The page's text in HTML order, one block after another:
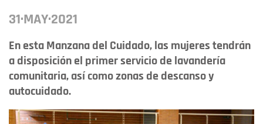
31·MAY·2021
En esta Manzana del Cuidado, las mujeres tendrán
a disposición el primer servicio de lavandería
comunitaria, así como zonas de descanso y
autocuidado.